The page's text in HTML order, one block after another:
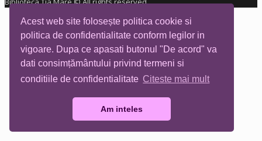
Acest web site folosește politica cookie si
politica de confidentialitate conform legilor in
vigoare. Dupa ce apasati butonul "De acord" va
dati consimțământului privind termeni si
conditiile de confidentialitate Citeste mai mult
Am inteles